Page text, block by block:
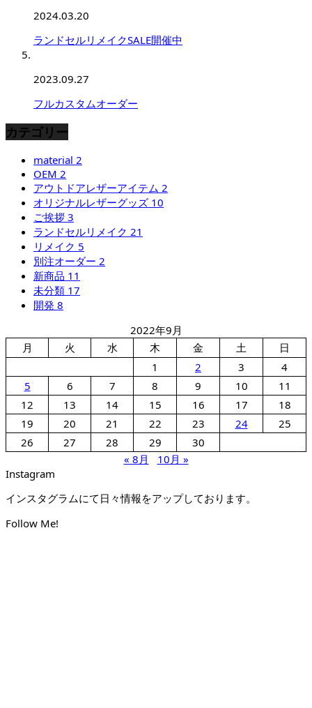
2024.03.20
ランドセルリメイクSALE開催中
2023.09.27
フルカスタムオーダー
カテゴリー
material 2
OEM 2
アウトドアレザーアイテム 2
オリジナルレザーグッズ 10
ご挨拶 3
ランドセルリメイク 21
リメイク 5
別注オーダー 2
新商品 11
未分類 17
開発 8
2022年9月
月
火 水 木 金 土
日
1
2 3
4
5
6 7 8 9 10
11
12
13 14 15 16 17
18
19
20 21 22 23 24
25
26
27 28 29
30
« 8月
10月 »
Instagram
インスタグラムにて日々情報をアップしております。
Follow Me!